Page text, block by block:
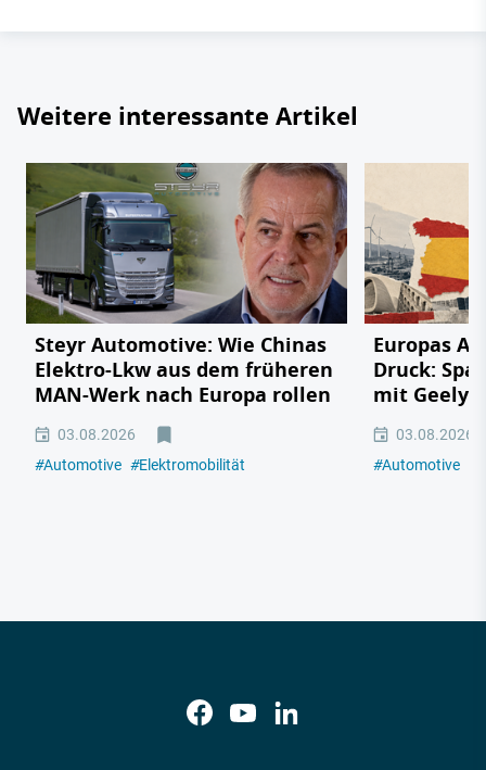
Weitere interessante Artikel
Steyr Automotive: Wie Chinas
Elektro-Lkw aus dem früheren
MAN-Werk nach Europa rollen
03.08.2026
#Automotive #Elektromobilität
Europas
Druck:
mit Geely,
03.08.2026
#Automotive